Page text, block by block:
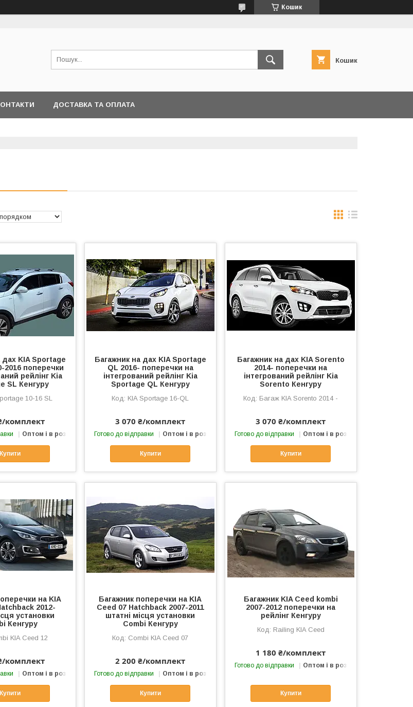
Кошик
Кошик
ДОСТАВКА ТА ОПЛАТА
дах KIA Sportage
2016 поперечки
рейлінг Kia
SL Кенгуру
10-16 SL
комплект
Оптом і в роздріб
Купити
Багажник на дах KIA Sportage
QL 2016- поперечки на
інтегрований рейлінг Kia
Sportage QL Кенгуру
KIA Sportage 16-QL
3 070 ₴/комплект
Готово до відправки Оптом і в роздріб
Купити
Багажник на дах KIA Sorento
2014- поперечки на
інтегрований рейлінг Kia
Sorento Кенгуру
Багаж KIA Sorento 2014 -
3 070 ₴/комплект
Готово до відправки Оптом і в роздріб
Купити
на KIA
2012-
установки
Кенгуру
KIA Ceed 12
комплект
Оптом і в роздріб
Купити
Багажник поперечки на KIA
Ceed 07 Hatchback 2007-2011
штатні місця установки
Combi Кенгуру
Combi KIA Ceed 07
2 200 ₴/комплект
Готово до відправки Оптом і в роздріб
Купити
Багажник KIA Ceed kombi
2007-2012 поперечки на
рейлінг Кенгуру
Railing KIA Ceed
1 180 ₴/комплект
Готово до відправки Оптом і в роздріб
Купити